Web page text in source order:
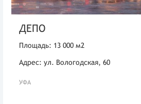
ДЕПО
Площадь: 13 000 м2
Адрес: ул. Вологодская, 60
УФА